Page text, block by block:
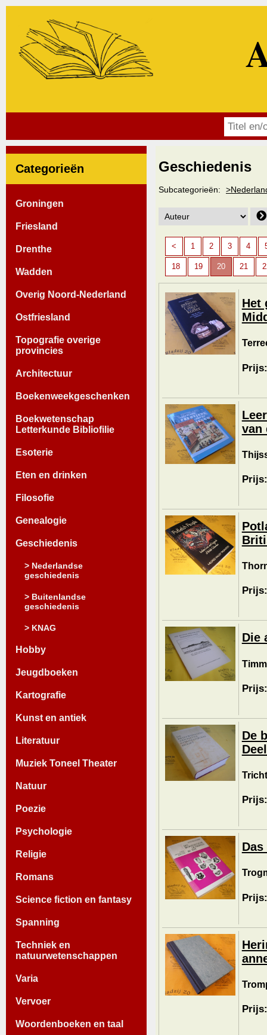
Categorieën
Groningen
Friesland
Drenthe
Wadden
Overig Noord-Nederland
Ostfriesland
Topografie overige
provincies
Architectuur
Boekenweekgeschenken
Boekwetenschap
Letterkunde Bibliofilie
Esoterie
Eten en drinken
Filosofie
Genealogie
Geschiedenis
> Nederlandse
geschiedenis
> Buitenlandse
geschiedenis
> KNAG
Hobby
Jeugdboeken
Kartografie
Kunst en antiek
Literatuur
Muziek Toneel Theater
Natuur
Poezie
Psychologie
Religie
Romans
Science fiction en fantasy
Spanning
Techniek en
natuurwetenschappen
Varia
Vervoer
Woordenboeken en taal
Geschiedenis
Subcategorieën:
< 1 2 3 4
18 19 20 21
Het
van
Die
De